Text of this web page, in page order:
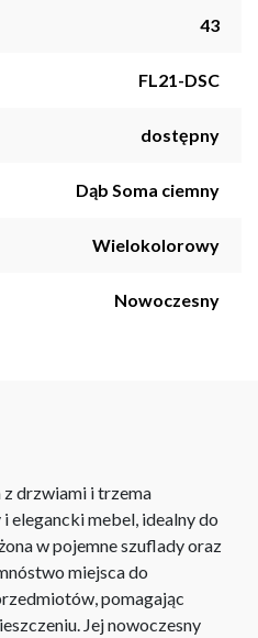
43
FL21-DSC
dostępny
Dąb Soma ciemny
Wielokolorowy
Nowoczesny
drzwiami i trzema
elegancki mebel, idealny do
w pojemne szuflady oraz
miejsca do
pomagając
Jej nowoczesny